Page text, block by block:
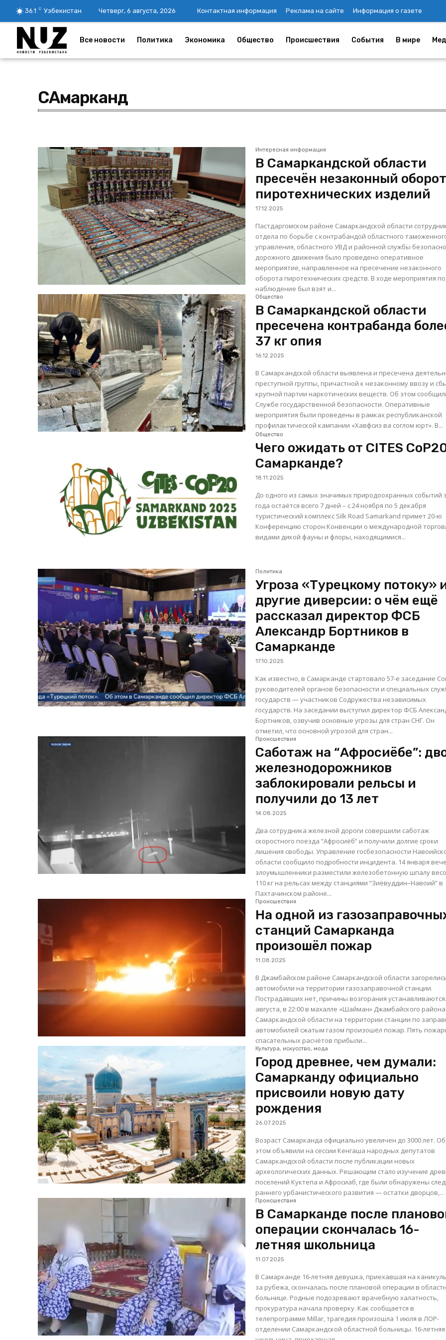
36.1 C Узбекистан Четверг, 6 августа, 2026 Контактная информация Реклама на сайте Информация о газете
Все новости Политика Экономика Общество Происшествия События В мире
САмарканд
Интересная информация
В Самаркандской области
пресечён незаконный оборот
пиротехнических изделий
17.12.2025
Пастдаргомском районе Самаркандской области
отдела по борьбе с контрабандой областного
управления, областного УВД и районной службы
дорожного движения было проведено оперативное
мероприятие, направленное на пресечение незаконного
оборота пиротехнических средств. В ходе мероприятия под
наблюдение был взят и...
Общество
В Самаркандской области
пресечена контрабанда
37 кг опия
16.12.2025
В Самаркандской области выявлена и пресечена
преступной группы, причастной к незаконному ввозу и
крупной партии наркотических веществ. Об этом
Службе государственной безопасности. Оперативные
мероприятия были проведены в рамках республиканской
профилактической кампании «Хавфсиз ва соглом юрт». В...
Общество
Чего ожидать от CITES
Самарканде?
18.11.2025
До одного из самых значимых природоохранных событий
года остаётся всего 7 дней – с 24 ноября по 5 декабря
туристический комплекс Silk Road Samarkand примет 20-ю
Конференцию сторон Конвенции о международной
видами дикой фауны и флоры, находящимися...
Политика
Угроза «Турецкому потоку»
другие диверсии: о чём ещё
рассказал директор ФСБ
Александр Бортников в
Самарканде
17.10.2025
Как известно, в Самарканде стартовало 57-е заседание
руководителей органов безопасности и специальных
государств — участников Содружества независимых
государств. На заседании выступил директор ФСБ
Бортников, озвучив основные угрозы для стран СНГ. Он
отметил, что основной угрозой для стран...
Происшествия
Саботаж на “Афросиёбе”:
железнодорожников
заблокировали рельсы и
получили до 13 лет
14.08.2025
Два сотрудника железной дороги совершили саботаж
скоростного поезда “Афросиёб” и получили долгие сроки
лишения свободы. Управление госбезопасности
области сообщило подробности инцидента. 14 января вечером
злоумышленники разместили железобетонную шпалу
110 кг на рельсах между станциями “Зиёвуддин–Навоий” в
Пахтачинском районе...
Происшествия
На одной из
станций Самарканда
произошёл пожар
11.08.2025
В Джамбайском районе Самаркандской области
автомобили на территории газозаправочной станции.
Пострадавших нет, причины возгорания устанавливаются. 10
августа, в 22:00 в махалле «Шайман» Джамбайского района
Самаркандской области на территории станции по
автомобилей сжатым газом произошёл пожар. Пять пожарно-
спасательных расчётов прибыли...
Культура, искусство, мода
Город древнее, чем думали:
Самарканду официально
присвоили новую дату
рождения
26.07.2025
Возраст Самарканда официально увеличен до 3000 лет. Об
этом объявили на сессии Кенгаша народных депутатов
Самаркандской области после публикации новых
археологических данных. Решающим стало изучение древних
поселений Куктепа и Афросиаб, где были обнаружены
раннего урбанистического развития — остатки дворцов,...
Происшествия
В Самарканде после
операции скончалась 16-
летняя школьница
11.07.2025
В Самарканде 16-летняя девушка, приехавшая на
за рубежа, скончалась после плановой операции в
больнице. Родные подозревают врачебную халатность,
прокуратура начала проверку. Как сообщается в
телепрограмме Millar, трагедия произошла 1 июля в ЛОР-
отделении Самаркандской областной больницы. 16-летняя